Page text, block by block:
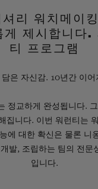
리 워치메이
게 제시합니다.
티 프로그램
은 자신감. 10년간 이어
정교하게 완성됩니다.
집니다. 이번 워런티는
에 대한 확신은 물론 니
발, 조립하는 팀의 전문
입니다.